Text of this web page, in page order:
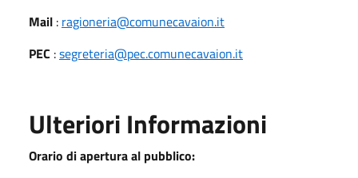
Mail : ragioneria@comunecavaion.it
PEC :segreteria@pec.comunecavaion.it
Ulteriori Informazioni
Orario di apertura al pubblico: